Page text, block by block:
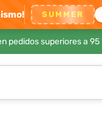
SUMMER
pedidos superiores a 95